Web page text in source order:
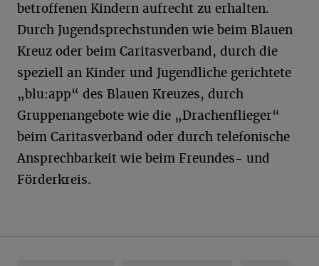
betroffenen Kindern aufrecht zu erhalten.
Durch Jugendsprechstunden wie beim Blauen
Kreuz oder beim Caritasverband, durch die
speziell an Kinder und Jugendliche gerichtete
„blu:app“ des Blauen Kreuzes, durch
Gruppenangebote wie die „Drachenflieger“
beim Caritasverband oder durch telefonische
Ansprechbarkeit wie beim Freundes- und
Förderkreis.